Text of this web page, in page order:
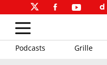
Podcasts Grille